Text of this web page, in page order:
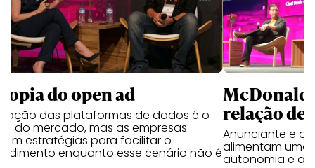
do open ad
das plataformas de dados é o
do mercado, mas as empresas
estratégias para facilitar o
enquanto esse cenário não é
relação de
Anunciante e
alimentam uma
autonomia e